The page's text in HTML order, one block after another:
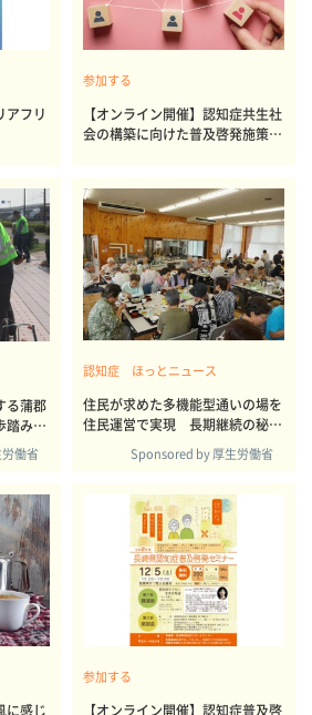
アフリ
参加する
【オンライン開催】認知症共生社
会の構築に向けた普及啓発施策の
る蒲郡
み込
働省
認知症 ほっとニュース
住民が求めた多機能型通いの場を
住民運営で実現 長期継続の秘密
は保健師のサポート
Sponsored by 厚生労働省
に感じ
参加する
【オンライン開催】認知症普及啓